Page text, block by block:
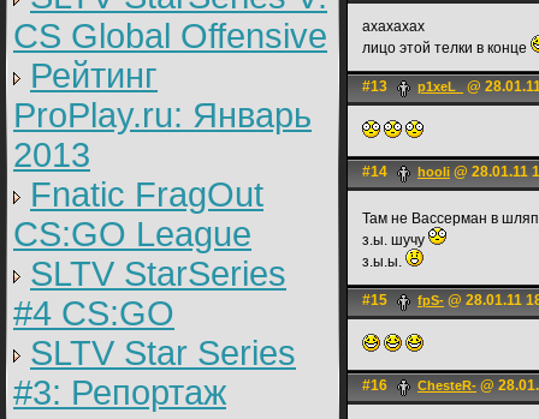
CS Global Offensive
Рейтинг
ProPlay.ru: Январь
2013
Fnatic FragOut
CS:GO League
SLTV StarSeries
#4 CS:GO
SLTV Star Series
#3: Репортаж
ахахахах
лицо этой телки в конце
#13 p1xeL_ @
#14 hooli @ 28.01.11
Там не Вассерман в
з.ы. шучу
з.ы.ы.
#15 fpS- @ 28.01.11
#16 ChesteR- @